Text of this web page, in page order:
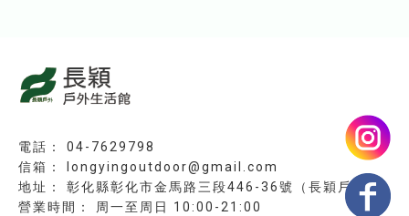
04-7629798
longyingoutdoor@gmail.com
彰化縣彰化市金馬路三段446-36號（長穎戶外）
周一至周日 10:00-21:00